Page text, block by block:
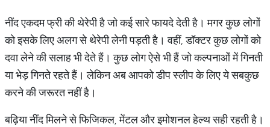
नींद एकदम फ्री की थेरेपी है जो कई सारे फायदे देती है। मगर कुछ लोगों
को इसके लिए अलग से थेरेपी लेनी पड़ती है। वहीं, डॉक्टर कुछ लोगों को
दवा लेने की सलाह भी देते हैं। कुछ लोग ऐसे भी हैं जो कल्पनाओं में गिनती
या भेड़ गिनते रहते हैं। लेकिन अब आपको डीप स्लीप के लिए ये सबकुछ
करने की जरूरत नहीं है।
बढ़िया नींद मिलने से फिजिकल, मेंटल और इमोशनल हेल्थ सही रहती है।